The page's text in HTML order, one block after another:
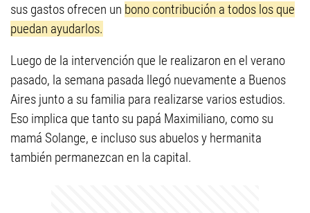
sus gastos ofrecen un bono contribución a todos los que
puedan ayudarlos.
Luego de la intervención que le realizaron en el verano
pasado, la semana pasada llegó nuevamente a Buenos
Aires junto a su familia para realizarse varios estudios.
Eso implica que tanto su papá Maximiliano, como su
mamá Solange, e incluso sus abuelos y hermanita
también permanezcan en la capital.